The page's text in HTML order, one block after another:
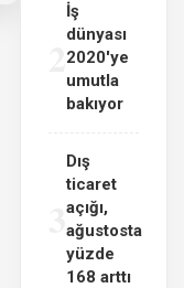
İş
dünyası
2020'ye
umutla
bakıyor
3
Dış
ticaret
açığı,
ağustosta
yüzde
168 arttı